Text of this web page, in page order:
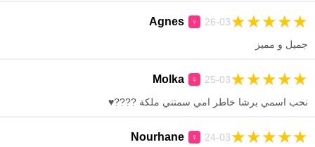
Agnes ♀ 26-03 ★
★
★
★
★
جميل و مميز
Molka ♀ 25-03 ★
★
★
★
★
نحب اسمي برشا خاطر امي سمتني ملكة ????♥️
Nourhane ♀ 24-03 ★
★
★
★
★